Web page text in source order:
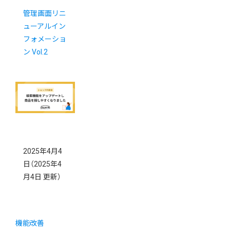
管理画面リニ
ューアルイン
フォメーショ
ン Vol.2
2025年4月4
日 （2025年4
月4日 更新）
機能改善